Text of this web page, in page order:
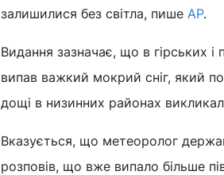
залишилися без світла, пише AP.
Видання зазначає, що в гірських і
випав важкий мокрий сніг, який
дощі в низинних районах
Вказується, що метеоролог
розповів, що вже випало більше